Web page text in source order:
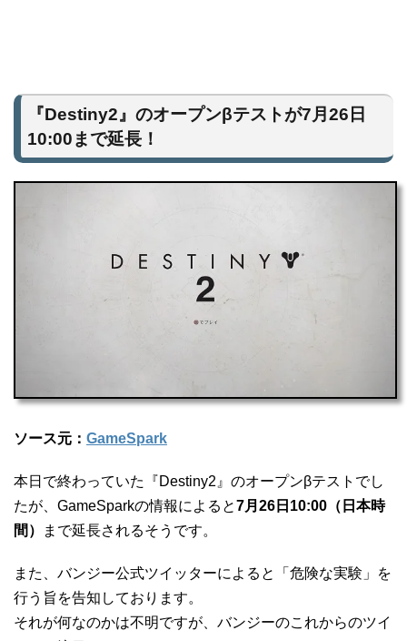
『Destiny2』のオープンβテストが7月26日
10:00まで延長！
ソース元： GameSpark
本日で終わっていた『Destiny2』のオープンβテストでし
たが、GameSparkの情報によると7月26日10:00（日本時
間）
まで延長されるそうです。
また、バンジー公式ツイッターによると「危険な実験」を
行う旨を告知しております。
それが何なのかは不明ですが、バンジーのこれからのツイ